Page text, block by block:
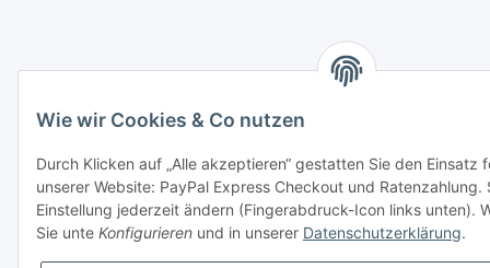
Wie wir Cookies & Co nutzen
Durch Klicken auf „Alle akzeptieren“ gestatten Sie den Einsatz
unserer Website: PayPal Express Checkout und Ratenzahlung.
Einstellung jederzeit ändern (Fingerabdruck-Icon links unten).
Sie unte Konfigurieren und in unserer Datenschutzerklärung.